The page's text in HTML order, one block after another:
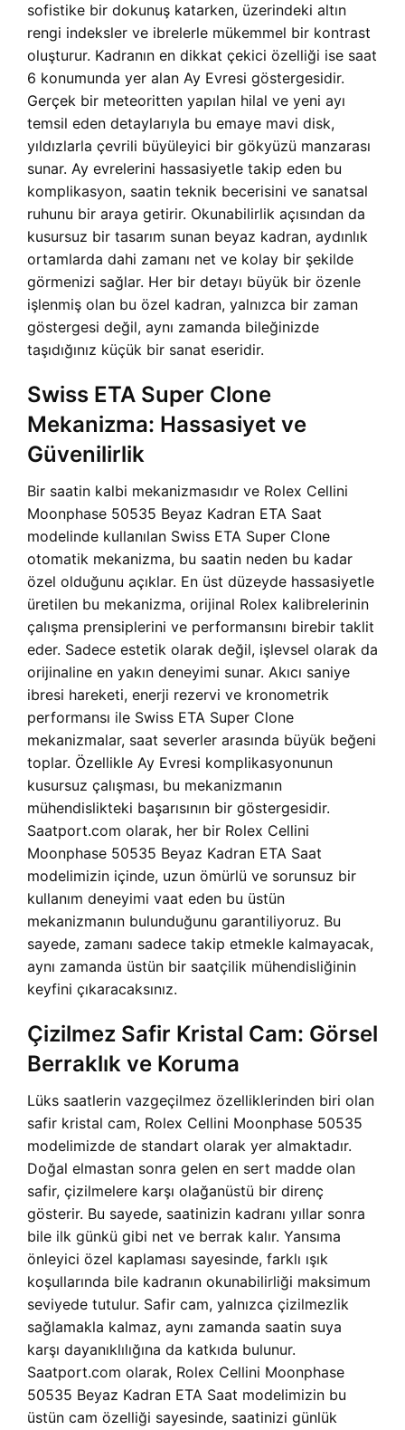
sofistike bir dokunuş katarken, üzerindeki altın
rengi indeksler ve ibrelerle mükemmel bir kontrast
oluşturur. Kadranın en dikkat çekici özelliği ise saat
6 konumunda yer alan Ay Evresi göstergesidir.
Gerçek bir meteoritten yapılan hilal ve yeni ayı
temsil eden detaylarıyla bu emaye mavi disk,
yıldızlarla çevrili büyüleyici bir gökyüzü manzarası
sunar. Ay evrelerini hassasiyetle takip eden bu
komplikasyon, saatin teknik becerisini ve sanatsal
ruhunu bir araya getirir. Okunabilirlik açısından da
kusursuz bir tasarım sunan beyaz kadran, aydınlık
ortamlarda dahi zamanı net ve kolay bir şekilde
görmenizi sağlar. Her bir detayı büyük bir özenle
işlenmiş olan bu özel kadran, yalnızca bir zaman
göstergesi değil, aynı zamanda bileğinizde
taşıdığınız küçük bir sanat eseridir.
Swiss ETA Super Clone
Mekanizma: Hassasiyet ve
Güvenilirlik
Bir saatin kalbi mekanizmasıdır ve Rolex Cellini
Moonphase 50535 Beyaz Kadran ETA Saat
modelinde kullanılan Swiss ETA Super Clone
otomatik mekanizma, bu saatin neden bu kadar
özel olduğunu açıklar. En üst düzeyde hassasiyetle
üretilen bu mekanizma, orijinal Rolex kalibrelerinin
çalışma prensiplerini ve performansını birebir taklit
eder. Sadece estetik olarak değil, işlevsel olarak da
orijinaline en yakın deneyimi sunar. Akıcı saniye
ibresi hareketi, enerji rezervi ve kronometrik
performansı ile Swiss ETA Super Clone
mekanizmalar, saat severler arasında büyük beğeni
toplar. Özellikle Ay Evresi komplikasyonunun
kusursuz çalışması, bu mekanizmanın
mühendislikteki başarısının bir göstergesidir.
Saatport.com olarak, her bir Rolex Cellini
Moonphase 50535 Beyaz Kadran ETA Saat
modelimizin içinde, uzun ömürlü ve sorunsuz bir
kullanım deneyimi vaat eden bu üstün
mekanizmanın bulunduğunu garantiliyoruz. Bu
sayede, zamanı sadece takip etmekle kalmayacak,
aynı zamanda üstün bir saatçilik mühendisliğinin
keyfini çıkaracaksınız.
Çizilmez Safir Kristal Cam: Görsel
Berraklık ve Koruma
Lüks saatlerin vazgeçilmez özelliklerinden biri olan
safir kristal cam, Rolex Cellini Moonphase 50535
modelimizde de standart olarak yer almaktadır.
Doğal elmastan sonra gelen en sert madde olan
safir, çizilmelere karşı olağanüstü bir direnç
gösterir. Bu sayede, saatinizin kadranı yıllar sonra
bile ilk günkü gibi net ve berrak kalır. Yansıma
önleyici özel kaplaması sayesinde, farklı ışık
koşullarında bile kadranın okunabilirliği maksimum
seviyede tutulur. Safir cam, yalnızca çizilmezlik
sağlamakla kalmaz, aynı zamanda saatin suya
karşı dayanıklılığına da katkıda bulunur.
Saatport.com olarak, Rolex Cellini Moonphase
50535 Beyaz Kadran ETA Saat modelimizin bu
üstün cam özelliği sayesinde, saatinizi günlük